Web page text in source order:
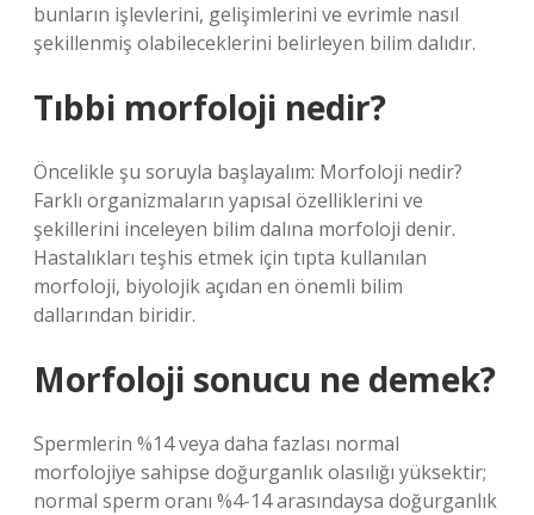
bunların işlevlerini, gelişimlerini ve evrimle nasıl
şekillenmiş olabileceklerini belirleyen bilim dalıdır.
Tıbbi morfoloji nedir?
Öncelikle şu soruyla başlayalım: Morfoloji nedir?
Farklı organizmaların yapısal özelliklerini ve
şekillerini inceleyen bilim dalına morfoloji denir.
Hastalıkları teşhis etmek için tıpta kullanılan
morfoloji, biyolojik açıdan en önemli bilim
dallarından biridir.
Morfoloji sonucu ne demek?
Spermlerin %14 veya daha fazlası normal
morfolojiye sahipse doğurganlık olasılığı yüksektir;
normal sperm oranı %4-14 arasındaysa doğurganlık